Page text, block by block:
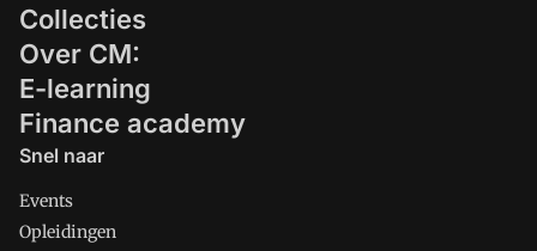
Collecties
Over CM:
E-learning
Finance academy
Snel naar
Events
Opleidingen